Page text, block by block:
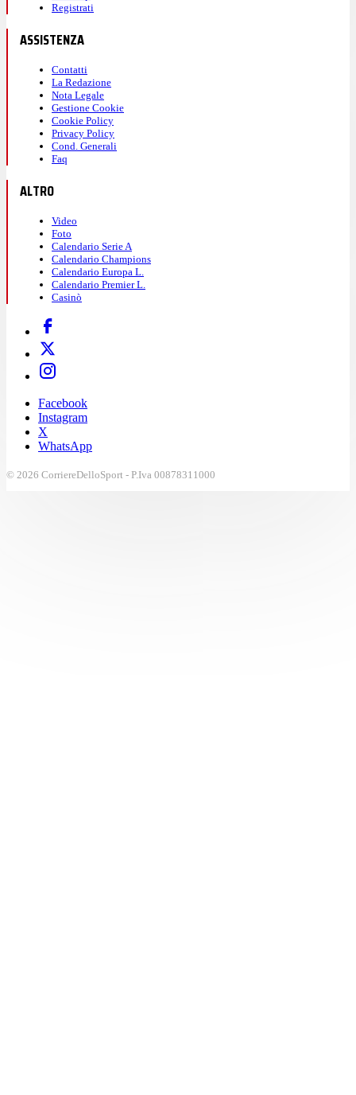
Registrati
ASSISTENZA
Contatti
La Redazione
Nota Legale
Gestione Cookie
Cookie Policy
Privacy Policy
Cond. Generali
Faq
ALTRO
Video
Foto
Calendario Serie A
Calendario Champions
Calendario Europa L.
Calendario Premier L.
Casinò
Facebook
Instagram
X
WhatsApp
© 2026 CorriereDelloSport - P.Iva 00878311000